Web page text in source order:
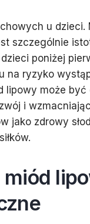
u dzieci.
szczególnie
poniżej
na ryzyko
może być
i
jako zdrowy